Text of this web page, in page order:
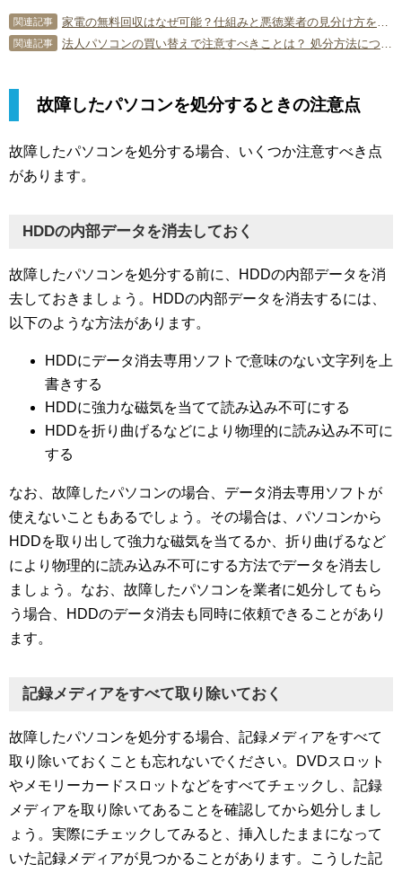
関連記事
関連記事
故障したパソコンを処分するときの注意点
故障したパソコンを処分する場合、いくつか注意すべき点
があります。
HDDの内部データを消去しておく
故障したパソコンを処分する前に、HDDの内部データを消
去しておきましょう。HDDの内部データを消去するには、
以下のような方法があります。
HDDにデータ消去専用ソフトで意味のない文字列を上
書きする
HDDに強力な磁気を当てて読み込み不可にする
HDDを折り曲げるなどにより物理的に読み込み不可に
する
なお、故障したパソコンの場合、データ消去専用ソフトが
使えないこともあるでしょう。その場合は、パソコンから
HDDを取り出して強力な磁気を当てるか、折り曲げるなど
により物理的に読み込み不可にする方法でデータを消去し
ましょう。なお、故障したパソコンを業者に処分してもら
う場合、HDDのデータ消去も同時に依頼できることがあり
ます。
記録メディアをすべて取り除いておく
故障したパソコンを処分する場合、記録メディアをすべて
取り除いておくことも忘れないでください。DVDスロット
やメモリーカードスロットなどをすべてチェックし、記録
メディアを取り除いてあることを確認してから処分しまし
ょう。実際にチェックしてみると、挿入したままになって
いた記録メディアが見つかることがあります。こうした記